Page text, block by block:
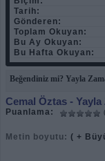
Tarih:
Gönderen:
Toplam Okuyan:
Bu Ay Okuyan:
Bu Hafta Okuyan:
Beğendiniz mi? Yayla
Cemal Öztas - Yayla
Puanlama:
Metin boyutu: ( +